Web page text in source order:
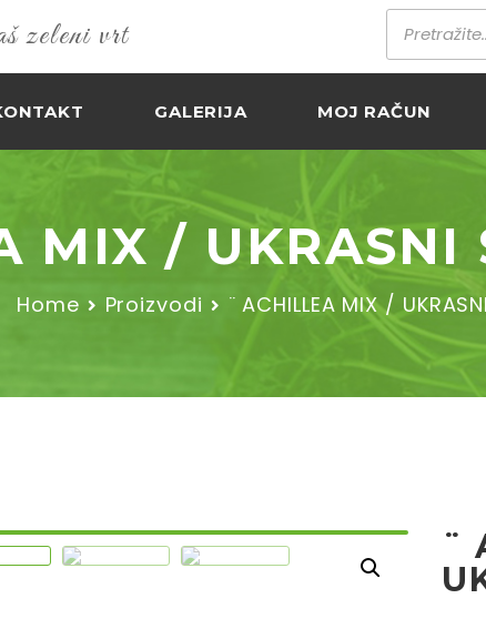
zeleni vrt
GALERIJA MOJ RAČUN
MIX / UKRASNI
Home Proizvodi ¨ ACHILLEA MIX /
¨